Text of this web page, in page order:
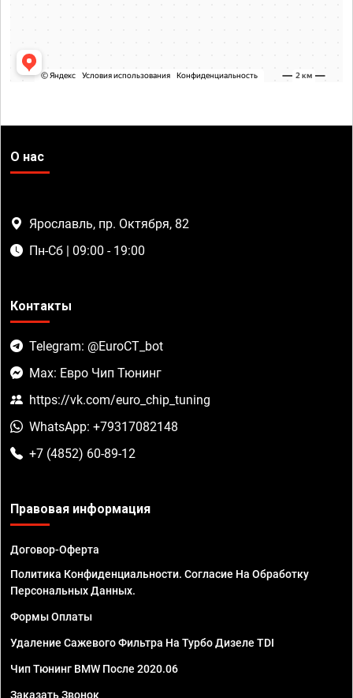
О нас
Ярославль, пр. Октября, 82
Пн-Сб | 09:00 - 19:00
Контакты
Telegram: @EuroCT_bot
Max: Евро Чип Тюнинг
https://vk.com/euro_chip_tuning
WhatsApp: +79317082148
+7 (4852) 60-89-12
Правовая информация
Договор-Оферта
Политика Конфиденциальности. Согласие На Обработку
Персональных Данных.
Формы Оплаты
Удаление Сажевого Фильтра На Турбо Дизеле TDI
Чип Тюнинг BMW После 2020.06
Заказать Звонок